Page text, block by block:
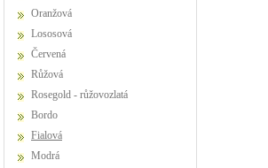
Oranžová
Lososová
Červená
Růžová
Rosegold - růžovozlatá
Bordo
Fialová
Modrá